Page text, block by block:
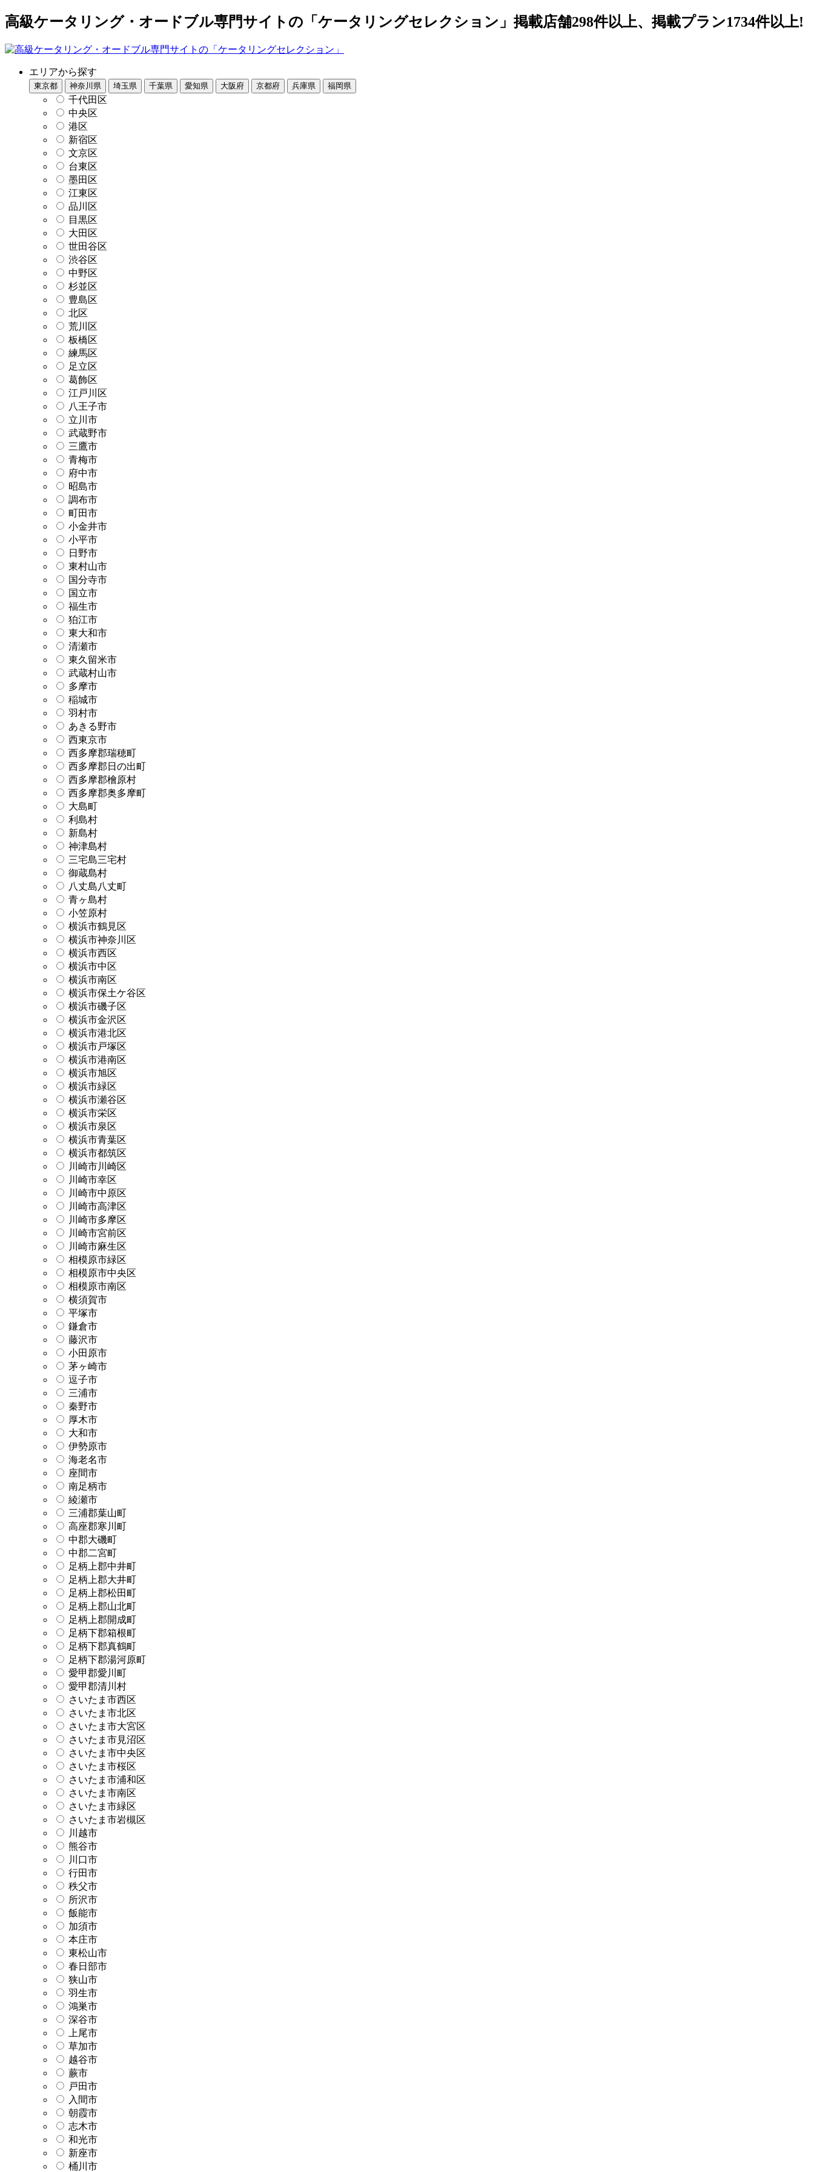
高級ケータリング・オードブル専門サイトの「ケータリングセレクション」掲載店舗298件以上、掲載プラン1734件以上!
エリアから探す
東京都 神奈川県 埼玉県 千葉県 愛知県 大阪府 京都府 兵庫県 福岡県
千代田区
中央区
港区
新宿区
文京区
台東区
墨田区
江東区
品川区
目黒区
大田区
世田谷区
渋谷区
中野区
杉並区
豊島区
北区
荒川区
板橋区
練馬区
足立区
葛飾区
江戸川区
八王子市
立川市
武蔵野市
三鷹市
青梅市
府中市
昭島市
調布市
町田市
小金井市
小平市
日野市
東村山市
国分寺市
国立市
福生市
狛江市
東大和市
清瀬市
東久留米市
武蔵村山市
多摩市
稲城市
羽村市
あきる野市
西東京市
西多摩郡瑞穂町
西多摩郡日の出町
西多摩郡檜原村
西多摩郡奥多摩町
大島町
利島村
新島村
神津島村
三宅島三宅村
御蔵島村
八丈島八丈町
青ヶ島村
小笠原村
横浜市鶴見区
横浜市神奈川区
横浜市西区
横浜市中区
横浜市南区
横浜市保土ケ谷区
横浜市磯子区
横浜市金沢区
横浜市港北区
横浜市戸塚区
横浜市港南区
横浜市旭区
横浜市緑区
横浜市瀬谷区
横浜市栄区
横浜市泉区
横浜市青葉区
横浜市都筑区
川崎市川崎区
川崎市幸区
川崎市中原区
川崎市高津区
川崎市多摩区
川崎市宮前区
川崎市麻生区
相模原市緑区
相模原市中央区
相模原市南区
横須賀市
平塚市
鎌倉市
藤沢市
小田原市
茅ヶ崎市
逗子市
三浦市
秦野市
厚木市
大和市
伊勢原市
海老名市
座間市
南足柄市
綾瀬市
三浦郡葉山町
高座郡寒川町
中郡大磯町
中郡二宮町
足柄上郡中井町
足柄上郡大井町
足柄上郡松田町
足柄上郡山北町
足柄上郡開成町
足柄下郡箱根町
足柄下郡真鶴町
足柄下郡湯河原町
愛甲郡愛川町
愛甲郡清川村
さいたま市西区
さいたま市北区
さいたま市大宮区
さいたま市見沼区
さいたま市中央区
さいたま市桜区
さいたま市浦和区
さいたま市南区
さいたま市緑区
さいたま市岩槻区
川越市
熊谷市
川口市
行田市
秩父市
所沢市
飯能市
加須市
本庄市
東松山市
春日部市
狭山市
羽生市
鴻巣市
深谷市
上尾市
草加市
越谷市
蕨市
戸田市
入間市
朝霞市
志木市
和光市
新座市
桶川市